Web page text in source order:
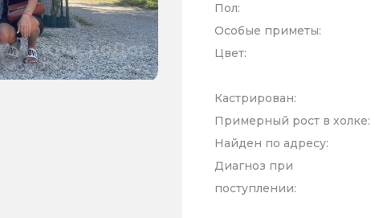
Пол:
Особые приметы:
Цвет:
Кастрирован:
Примерный рост в холке:
Найден по адресу:
Диагноз при
поступлении: